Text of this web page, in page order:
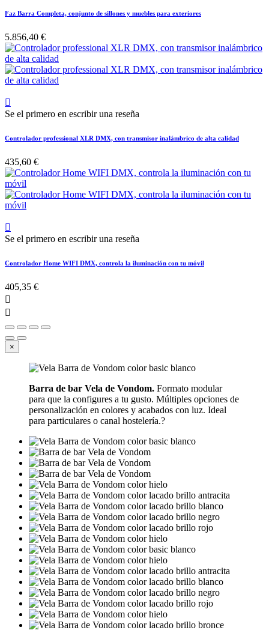
Faz Barra Completa, conjunto de sillones y muebles para exteriores
5.856,40 €

Se el primero en escribir una reseña
Controlador professional XLR DMX, con transmisor inalámbrico de alta calidad
435,60 €

Se el primero en escribir una reseña
Controlador Home WIFI DMX, controla la iluminación con tu móvil
405,35 €


×
Barra de bar Vela de Vondom. Formato modular
para que la configures a tu gusto. Múltiples opciones de
personalización en colores y acabados con luz. Ideal
para particulares o canal hostelería.?